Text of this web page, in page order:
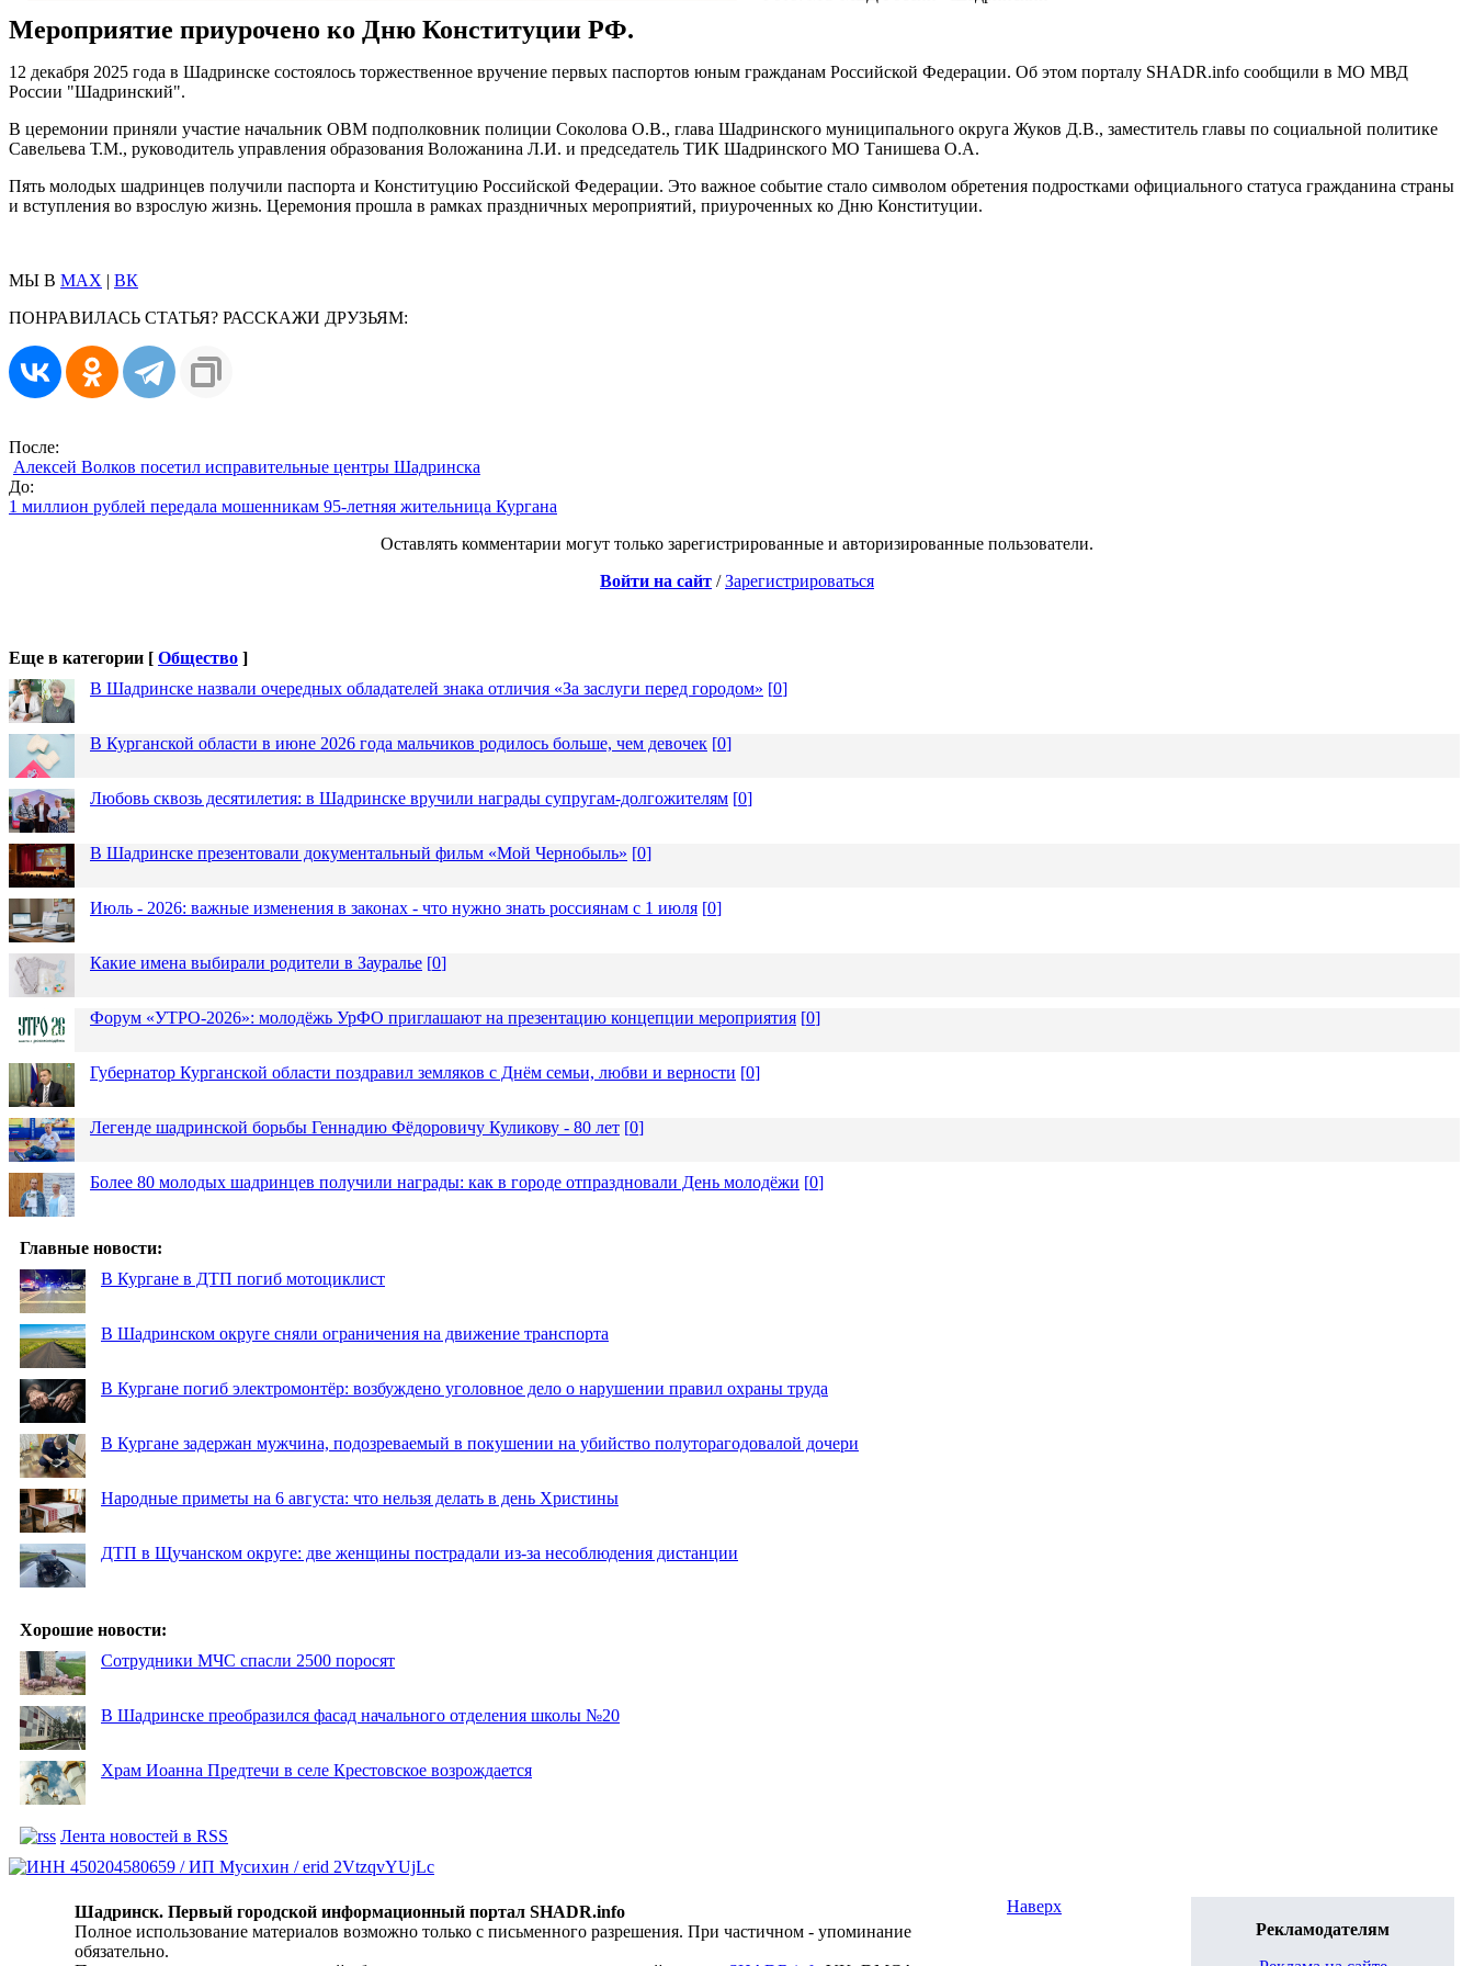
Мероприятие приурочено ко Дню Конституции РФ.
12 декабря 2025 года в Шадринске состоялось торжественное вручение первых паспортов юным гражданам Российской Федерации. Об этом порталу SHADR.info сообщили в МО МВД
России "Шадринский".
В церемонии приняли участие начальник ОВМ подполковник полиции Соколова О.В., глава Шадринского муниципального округа Жуков Д.В., заместитель главы по социальной политике
Савельева Т.М., руководитель управления образования Воложанина Л.И. и председатель ТИК Шадринского МО Танишева О.А.
Пять молодых шадринцев получили паспорта и Конституцию Российской Федерации. Это важное событие стало символом обретения подростками официального статуса гражданина страны
и вступления во взрослую жизнь. Церемония прошла в рамках праздничных мероприятий, приуроченных ко Дню Конституции.
МЫ В MAX | ВК
ПОНРАВИЛАСЬ СТАТЬЯ? РАССКАЖИ ДРУЗЬЯМ:
После:
Алексей Волков посетил исправительные центры Шадринска
До:
1 миллион рублей передала мошенникам 95-летняя жительница Кургана
Оставлять комментарии могут только зарегистрированные и авторизированные пользователи.
Войти на сайт /Зарегистрироваться
Еще в категории [ Общество ]
В Шадринске назвали очередных обладателей знака отличия «За заслуги перед городом» [0]
В Курганской области в июне 2026 года мальчиков родилось больше, чем девочек [0]
Любовь сквозь десятилетия: в Шадринске вручили награды супругам-долгожителям [0]
В Шадринске презентовали документальный фильм «Мой Чернобыль» [0]
Июль - 2026: важные изменения в законах - что нужно знать россиянам с 1 июля [0]
Какие имена выбирали родители в Зауралье [0]
Форум «УТРО-2026»: молодёжь УрФО приглашают на презентацию концепции мероприятия [0]
Губернатор Курганской области поздравил земляков с Днём семьи, любви и верности [0]
Легенде шадринской борьбы Геннадию Фёдоровичу Куликову - 80 лет [0]
Более 80 молодых шадринцев получили награды: как в городе отпраздновали День молодёжи [0]
Главные новости:
В Кургане в ДТП погиб мотоциклист
В Шадринском округе сняли ограничения на движение транспорта
В Кургане погиб электромонтёр: возбуждено уголовное дело о нарушении правил охраны труда
В Кургане задержан мужчина, подозреваемый в покушении на убийство полуторагодовалой дочери
Народные приметы на 6 августа: что нельзя делать в день Христины
ДТП в Щучанском округе: две женщины пострадали из-за несоблюдения дистанции
Хорошие новости:
Сотрудники МЧС спасли 2500 поросят
В Шадринске преобразился фасад начального отделения школы №20
Храм Иоанна Предтечи в селе Крестовское возрождается
Лента новостей в RSS
Шадринск. Первый городской информационный портал SHADR.info
Полное использование материалов возможно только с письменного разрешения. При частичном - упоминание
обязательно.
Рекламодателям
Наверх